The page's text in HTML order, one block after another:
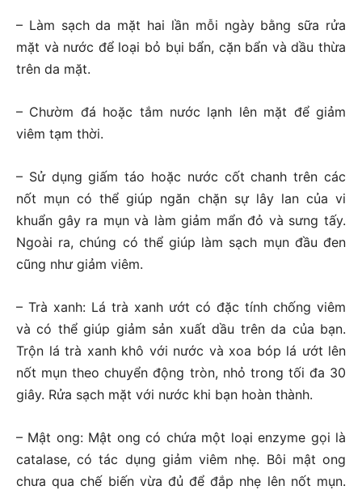
– Làm sạch da mặt hai lần mỗi ngày bằng sữa rửa
mặt và nước để loại bỏ bụi bẩn, cặn bẩn và dầu thừa
trên da mặt.
– Chườm đá hoặc tắm nước lạnh lên mặt để giảm
viêm tạm thời.
– Sử dụng giấm táo hoặc nước cốt chanh trên các
nốt mụn có thể giúp ngăn chặn sự lây lan của vi
khuẩn gây ra mụn và làm giảm mẩn đỏ và sưng tấy.
Ngoài ra, chúng có thể giúp làm sạch mụn đầu đen
cũng như giảm viêm.
– Trà xanh: Lá trà xanh ướt có đặc tính chống viêm
và có thể giúp giảm sản xuất dầu trên da của bạn.
Trộn lá trà xanh khô với nước và xoa bóp lá ướt lên
nốt mụn theo chuyển động tròn, nhỏ trong tối đa 30
giây. Rửa sạch mặt với nước khi bạn hoàn thành.
– Mật ong: Mật ong có chứa một loại enzyme gọi là
catalase, có tác dụng giảm viêm nhẹ. Bôi mật ong
chưa qua chế biến vừa đủ để đắp nhẹ lên nốt mụn.